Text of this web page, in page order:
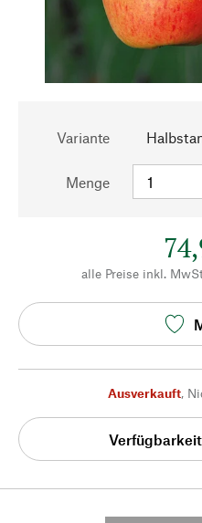
Variante
Menge
alle Preise inkl.
Ausverkauft,